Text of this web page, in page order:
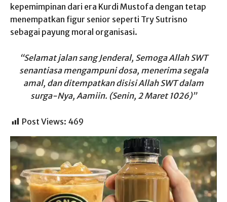
kepemimpinan dari era Kurdi Mustofa dengan tetap
menempatkan figur senior seperti Try Sutrisno
sebagai payung moral organisasi.
“Selamat jalan sang Jenderal, Semoga Allah SWT
senantiasa mengampuni dosa, menerima segala
amal, dan ditempatkan disisi Allah SWT dalam
surga-Nya, Aamiin. (Senin, 2 Maret 1026)”
Post Views: 469